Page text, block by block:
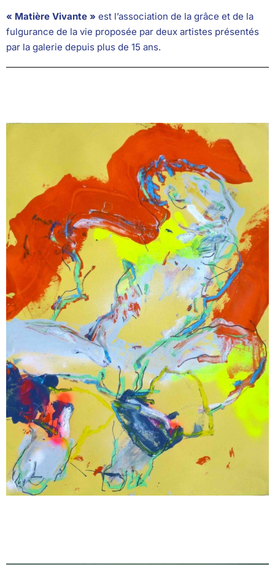
« Matière Vivante » est l’association de la grâce et de la
fulgurance de la vie proposée par deux artistes présentés
par la galerie depuis plus de 15 ans.